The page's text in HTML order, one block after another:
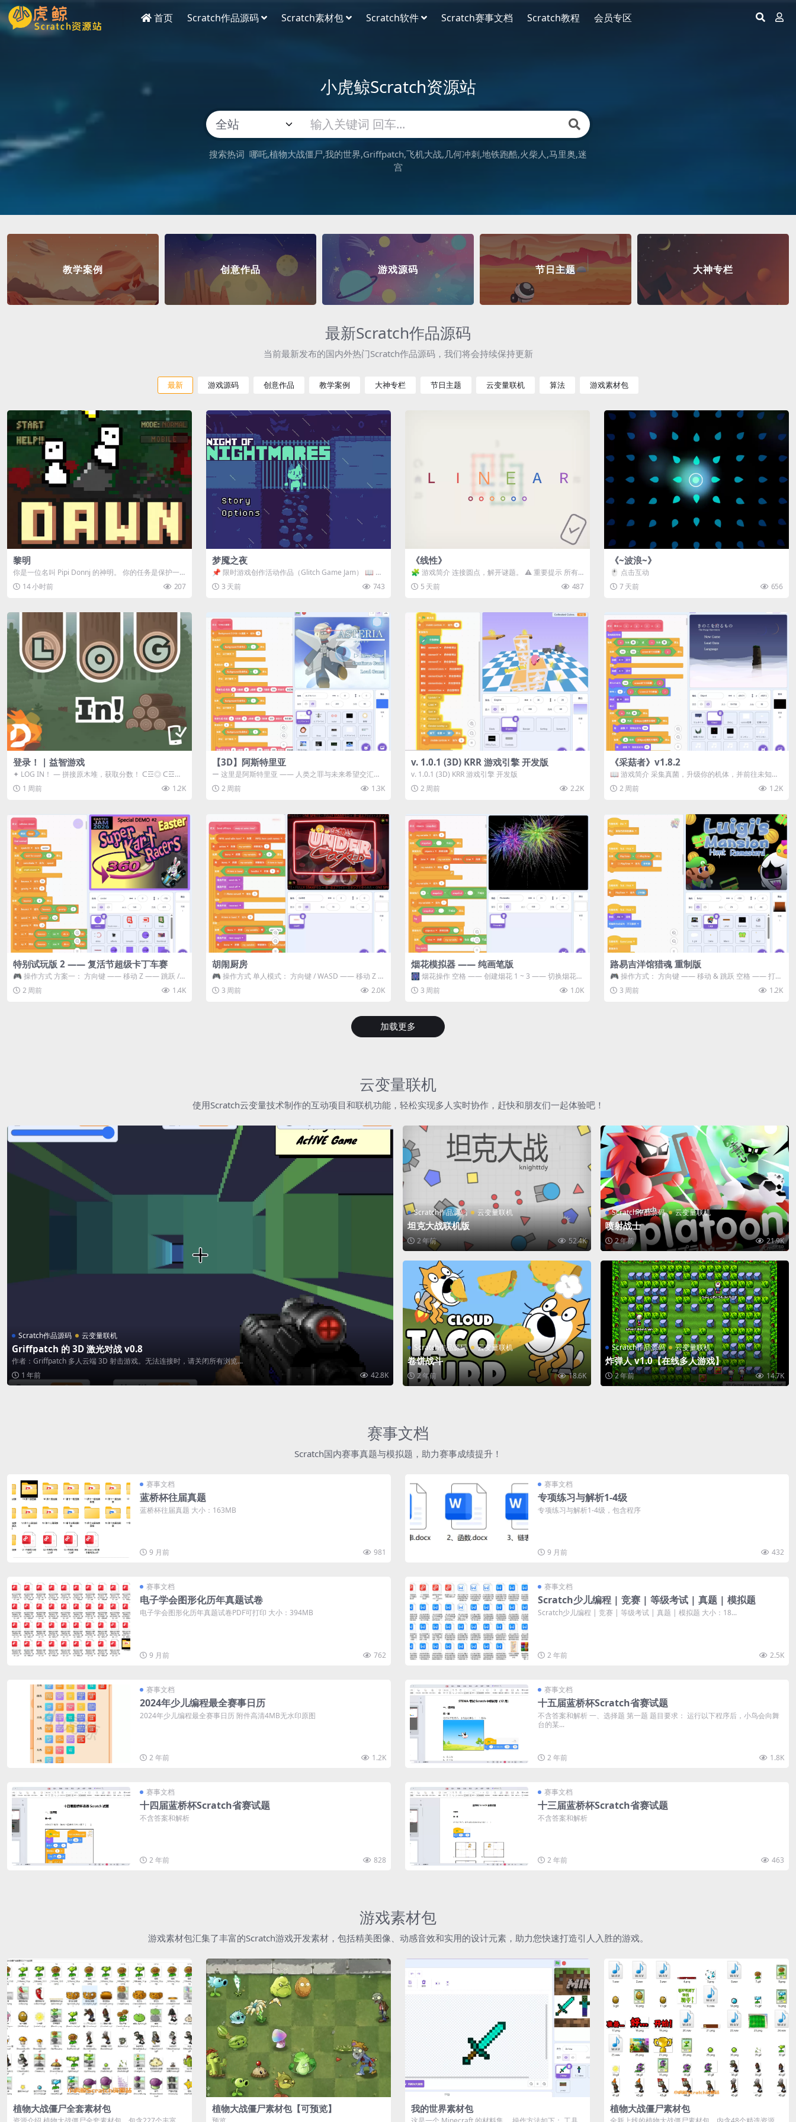
首页 Scratch作品源码 Scratch素材包 Scratch软件 Scratch赛事文档 Scratch教程 会员专区
小虎鲸Scratch资源站
搜索热词 哪吒 植物大战僵尸 我的世界 Griffpatch 飞机大战 几何冲刺 地铁跑酷 火柴人 马里奥 迷
宫
教学案例 创意作品 游戏源码 节日主题 大神专栏
最新Scratch作品源码
当前最新发布的国内外热门Scratch作品源码，我们将会持续保持更新
最新 游戏源码 创意作品 教学案例 大神专栏 节日主题 云变量联机 算法 游戏素材包
黎明
你是一位名叫 Pipi Donnj 的神明。 你的任务是保护一
群白色小人。 点击...
14 小时前 207
梦魇之夜
📌 限时游戏创作活动作品（Glitch Game Jam） 📖 故
事背景 怪物四...
3 天前 743
《线性》
🧩 游戏简介 连接圆点，解开谜题。 ⚠️ 重要提示 所有
关卡均可通关，请确保使用...
5 天前 487
《~波浪~》
🖱️ 点击互动
7 天前
656
登录！ | 益智游戏
✦ LOG IN！ — 拼接原木堆，获取分数！ ᑕ☲◎ ᑕ☲◎
ᑕ☲◎ ᑕ☲◎ ...
1 周前 1.2K
【3D】阿斯特里亚
ー 这里是阿斯特里亚 —— 人类之罪与未来希望交汇之
地 📖 游戏简介 《阿斯特里...
2 周前 1.3K
v. 1.0.1 (3D) KRR 游戏引擎 开发版
v. 1.0.1 (3D) KRR 游戏引擎 开发版
2 周前
2.2K
《采菇者》v1.8.2
📖 游戏简介 采集真菌，升级你的机体，并前往未知领
域探索。 这是一款静谧的探索冒...
2 周前 1.2K
特别试玩版 2 —— 复活节超级卡丁车赛
🎮 操作方式 方案一： 方向键 —— 移动 Z —— 跳跃 /
漂移 方案二： ...
2 周前 1.4K
胡闹厨房
🎮 操作方式 单人模式： 方向键 / WASD —— 移动 Z /
K —— 抓...
3 周前 2.0K
烟花模拟器 —— 纯画笔版
🎆 烟花操作 空格 —— 创建烟花 1 ~ 3 —— 切换烟花类
型 普通烟花 嘶...
3 周前 1.0K
路易吉洋馆猎魂 重制版
🎮 操作方式： 方向键 —— 移动 & 跳跃 空格 —— 打开
宝箱 将你...
3 周前 1.2K
加载更多
云变量联机
使用Scratch云变量技术制作的互动项目和联机功能，轻松实现多人实时协作，赶快和朋友们一起体验吧！
Scratch作品源码 云变量联机
Griffpatch 的 3D 激光对战 v0.8
作者：Griffpatch 多人云端 3D 射击游戏。无法连接时，请关闭所有浏览...
1 年前
42.8K
Scratch作品源码 云变量联机
坦克大战联机版
2 年前 52.4K
Scratch作品源码 云变量联机
喷射战士
2 年前 21.9K
Scratch作品源码 云变量联机
卷饼战斗
2 年前 18.6K
Scratch作品源码 云变量联机
炸弹人 v1.0【在线多人游戏】
2 年前 14.7K
赛事文档
Scratch国内赛事真题与模拟题，助力赛事成绩提升！
赛事文档
蓝桥杯往届真题
蓝桥杯往届真题 大小：163MB
9 月前 981
赛事文档
专项练习与解析1-4级
专项练习与解析1-4级，包含程序
9 月前 432
赛事文档
电子学会图形化历年真题试卷
电子学会图形化历年真题试卷PDF可打印 大小：394MB
9 月前 762
赛事文档
Scratch少儿编程 | 竞赛 | 等级考试 | 真题 | 模拟题
Scratch少儿编程 | 竞赛 | 等级考试 | 真题 | 模拟题 大小：18...
2 年前 2.5K
赛事文档
2024年少儿编程最全赛事日历
2024年少儿编程最全赛事日历 附件高清4MB无水印原图
2 年前 1.2K
赛事文档
十五届蓝桥杯Scratch省赛试题
不含答案和解析 一、选择题 第一题 题目要求： 运行以下程序后，小鸟会向舞
台的某...
2 年前 1.8K
赛事文档
十四届蓝桥杯Scratch省赛试题
不含答案和解析
2 年前 828
赛事文档
十三届蓝桥杯Scratch省赛试题
不含答案和解析
2 年前 463
游戏素材包
游戏素材包汇集了丰富的Scratch游戏开发素材，包括精美图像、动感音效和实用的设计元素，助力您快速打造引人入胜的游戏。
植物大战僵尸全套素材包 植物大战僵尸素材包【可预览】 我的世界素材包 植物大战僵尸素材包